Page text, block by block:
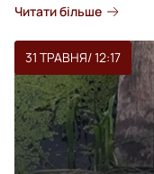
Читати більше
31 ТРАВНЯ/ 12:17